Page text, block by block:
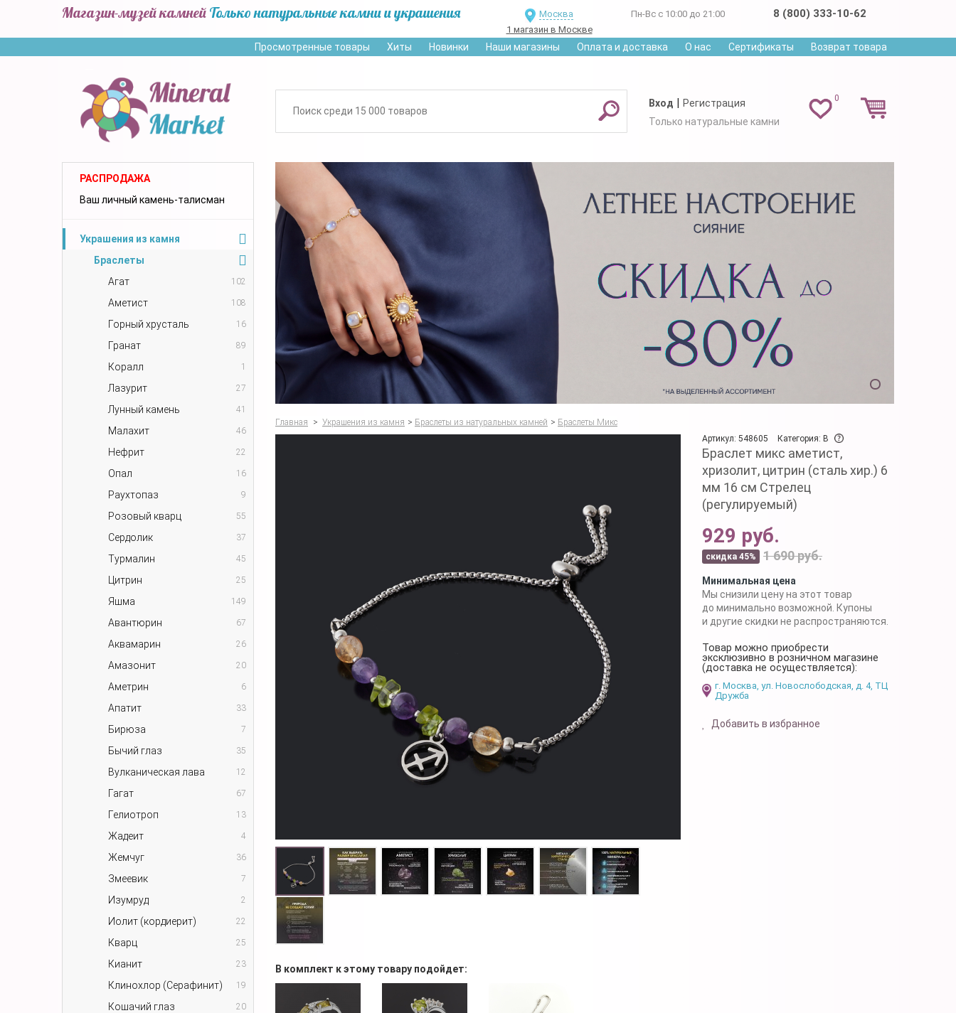
Магазин-музей камней Только натуральные камни и украшения
Москва
1 магазин в Москве
Пн-Вс с 10:00 до 21:00 8 (800) 333-10-62
Просмотренные товары Хиты Новинки Наши магазины Оплата и доставка О нас Сертификаты Возврат товара
0
Вход | Регистрация
Только натуральные камни
РАСПРОДАЖА
Ваш личный камень-талисман
Украшения из камня
Браслеты
Агат
102
Аметист 108
Горный хрусталь 16
Гранат 89
Коралл 1
Лазурит 27
Лунный камень 41
Малахит 46
Нефрит 22
Опал 16
Раухтопаз 9
Розовый кварц 55
Сердолик 37
Турмалин 45
Цитрин 25
Яшма 149
Авантюрин 67
Аквамарин 26
Амазонит 20
Аметрин 6
Апатит 33
Бирюза 7
Бычий глаз 35
Вулканическая лава 12
Гагат 67
Гелиотроп 13
Жадеит 4
Жемчуг 36
Змеевик 7
Изумруд 2
Иолит (кордиерит) 22
Кварц 25
Кианит 23
Клинохлор (Серафинит) 19
Кошачий глаз 20
Главная > Украшения из камня > Браслеты из натуральных камней > Браслеты Микс
Артикул: 548605
Категория: B
Браслет микс аметист,
хризолит, цитрин (сталь хир.) 6
мм 16 см Стрелец
(регулируемый)
929 руб.
скидка 45% 1 690 руб.
Минимальная цена
Мы снизили цену на этот товар
до минимально возможной. Купоны
и другие скидки не распространяются.
Товар можно приобрести
эксклюзивно в розничном магазине
(доставка не осуществляется):
г. Москва, ул. Новослободская, д. 4, ТЦ
Дружба
Добавить в избранное
В комплект к этому товару подойдет: